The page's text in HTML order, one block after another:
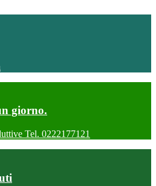
giorno.
Tel. 0222177121